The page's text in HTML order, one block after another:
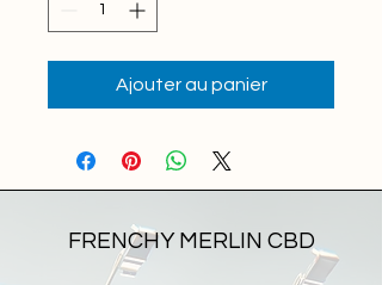
Ajouter au panier
FRENCHY MERLIN CBD